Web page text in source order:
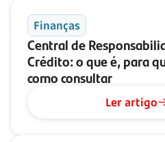
Finanças
Central de
Crédito: o que é, para
como consultar
Ler artigo